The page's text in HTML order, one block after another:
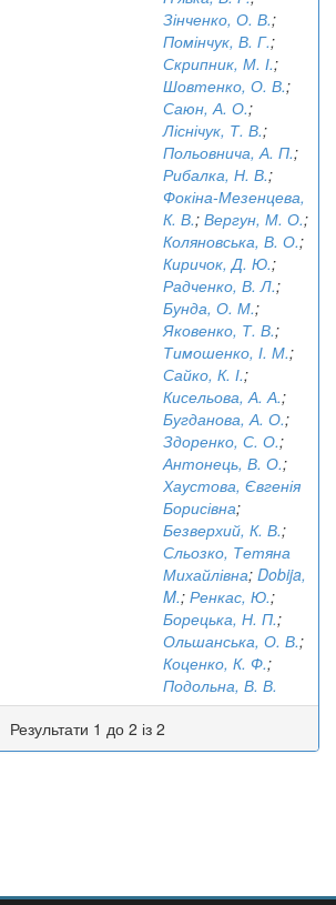
Зінченко, О. В.;
Помінчук, В. Г.;
Скрипник, М. І.;
Шовтенко, О. В.;
Саюн, А. О.;
Ліснічук, Т. В.;
Польовнича, А. П.;
Рибалка, Н. В.;
Фокіна-Мезенцева,
К. В.; Вергун, М. О.;
Коляновська, В. О.;
Киричок, Д. Ю.;
Радченко, В. Л.;
Бунда, О. М.;
Яковенко, Т. В.;
Тимошенко, І. М.;
Сайко, К. І.;
Кисельова, А. А.;
Бугданова, А. О.;
Здоренко, С. О.;
Антонець, В. О.;
Хаустова, Євгенія
Борисівна;
Безверхий, К. В.;
Сльозко, Тетяна
Михайлівна; Dobija,
M.; Ренкас, Ю.;
Борецька, Н. П.;
Ольшанська, О. В.;
Коценко, К. Ф.;
Подольна, В. В.
Результати 1 до 2 із 2